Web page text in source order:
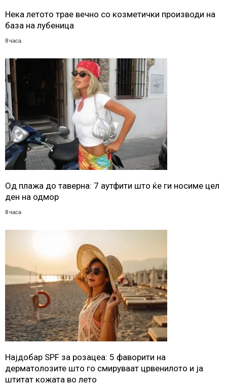
Нека летото трае вечно со козметички производи на
база на лубеница
8 часа
Од плажа до таверна: 7 аутфити што ќе ги носиме цел
ден на одмор
8 часа
Најдобар SPF за розацеа: 5 фаворити на
дерматолозите што го смируваат црвенилото и ја
штитат кожата во лето